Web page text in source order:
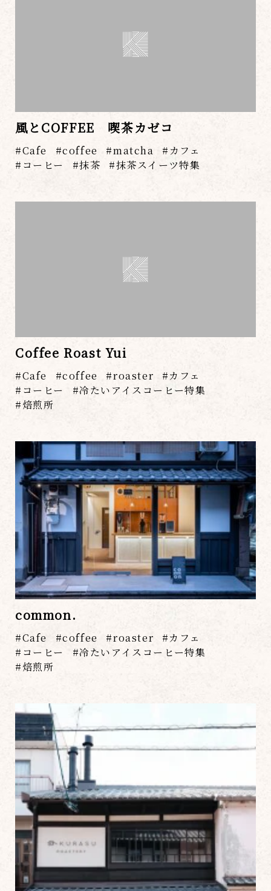
風とCOFFEE 喫茶カゼコ
Cafe coffee matcha
カフェ
コーヒー
抹茶 抹茶スイーツ特集
Coffee Roast Yui
Cafe coffee roaster
カフェ
コーヒー
冷たいアイスコーヒー特集
焙煎所
common.
Cafe coffee roaster
カフェ
コーヒー
冷たいアイスコーヒー特集
焙煎所